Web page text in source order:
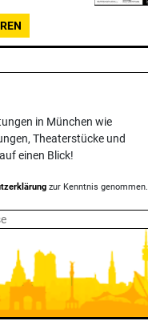
in München wie
Theater­stücke und
einen Blick!
zur Kenntnis genommen.